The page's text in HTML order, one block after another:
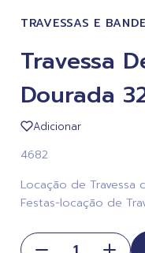
TRAVESSAS E
Travessa
Dourada
Adicionar
4682
Locação de Travessa
Festas-locação de